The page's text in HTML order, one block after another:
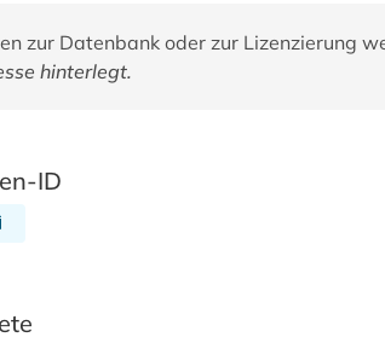
zur Datenbank oder zur Lizenzierung
hinterlegt.
ID